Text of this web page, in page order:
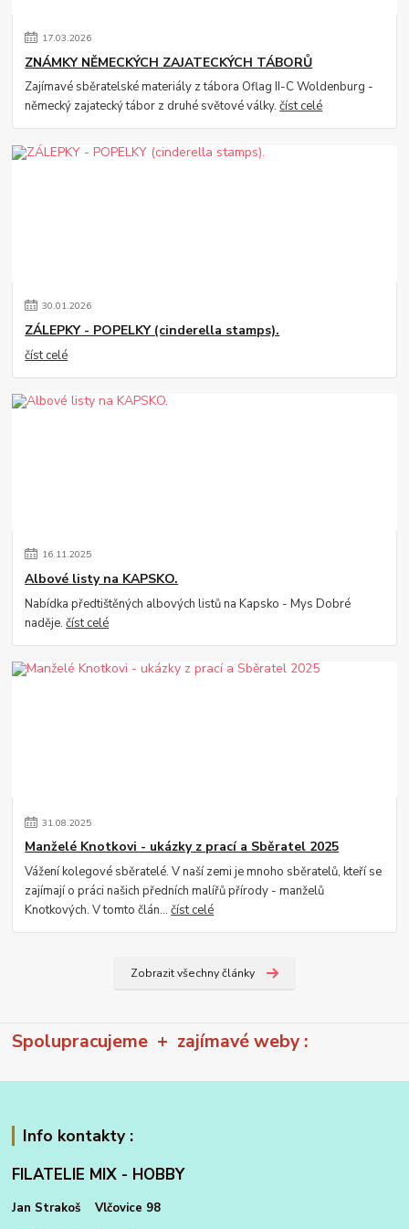
17.03.2026
ZNÁMKY NĚMECKÝCH ZAJATECKÝCH TÁBORŮ
Zajímavé sběratelské materiály z tábora Oflag II-C Woldenburg -
německý zajatecký tábor z druhé světové války.číst celé
30.01.2026
ZÁLEPKY - POPELKY (cinderella stamps).
číst celé
16.11.2025
Albové listy na KAPSKO.
Nabídka předtištěných albových listů na Kapsko - Mys Dobré
naděje.číst celé
31.08.2025
Manželé Knotkovi - ukázky z prací a Sběratel 2025
Vážení kolegové sběratelé. V naší zemi je mnoho sběratelů, kteří se
zajímají o práci našich předních malířů přírody - manželů
Knotkových. V tomto člán...číst celé
Zobrazit všechny články
Spolupracujeme + zajímavé weby :
Info kontakty :
FILATELIE MIX - HOBBY
Jan Strakoš Vlčovice 98